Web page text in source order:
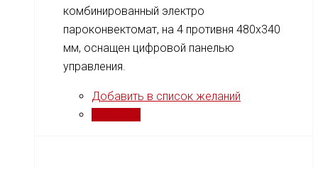
комбинированный электро
пароконвектомат, на 4 противня 480x340
мм, оснащен цифровой панелью
управления.
Добавить в список желаний